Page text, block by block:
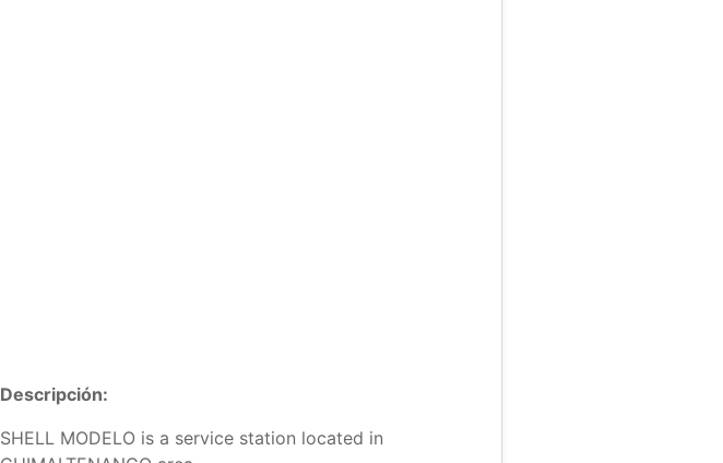
Descripción:
SHELL MODELO is a service station located in